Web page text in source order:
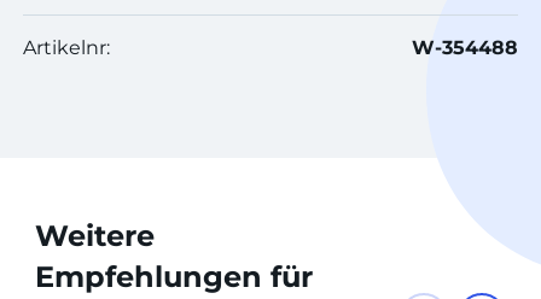
Artikelnr: W-354488
Weitere
Empfehlungen für